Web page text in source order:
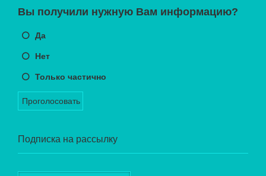
Вы получили нужную Вам информацию?
Да
Нет
Только частично
Проголосовать
Подписка на рассылку